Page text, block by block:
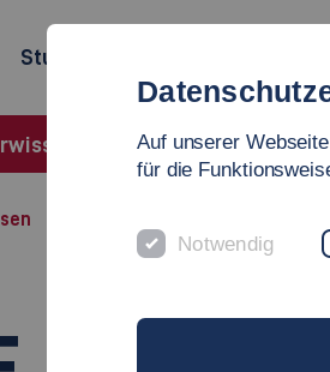
Studienangebot
Energie- und
Auf unserer
für die
Notwendig